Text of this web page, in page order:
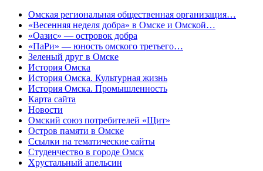
Омская региональная общественная организация…
«Весенняя неделя добра» в Омске и Омской…
«Оазис» — островок добра
«ПаРи» — юность омского третьего…
Зеленый друг в Омске
История Омска
История Омска. Культурная жизнь
История Омска. Промышленность
Карта сайта
Новости
Омский союз потребителей «Щит»
Остров памяти в Омске
Ссылки на тематические сайты
Студенчество в городе Омск
Хрустальный апельсин